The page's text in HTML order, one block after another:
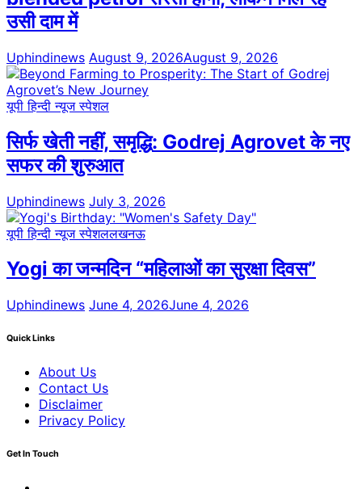
उसी दाम में
Uphindinews August 9, 2026August 9, 2026
यूपी हिन्दी न्यूज स्पेशल
सिर्फ खेती नहीं, समृद्धि: Godrej Agrovet के नए
सफर की शुरुआत
Uphindinews July 3, 2026
यूपी हिन्दी न्यूज स्पेशललखनऊ
Yogi का जन्मदिन “महिलाओं का सुरक्षा दिवस”
Uphindinews June 4, 2026June 4, 2026
Quick Links
About Us
Contact Us
Disclaimer
Privacy Policy
Get In Touch